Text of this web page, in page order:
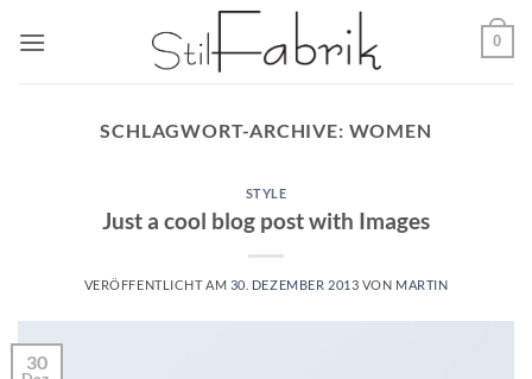
Inhalt
0
SCHLAGWORT-ARCHIVE: WOMEN
STYLE
Just a cool blog post with Images
VERÖFFENTLICHT AM 30. DEZEMBER 2013 VON MARTIN
30